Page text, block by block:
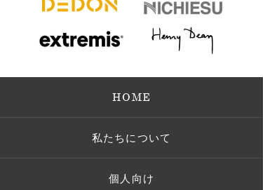
HOME
私たちについて
個人向け